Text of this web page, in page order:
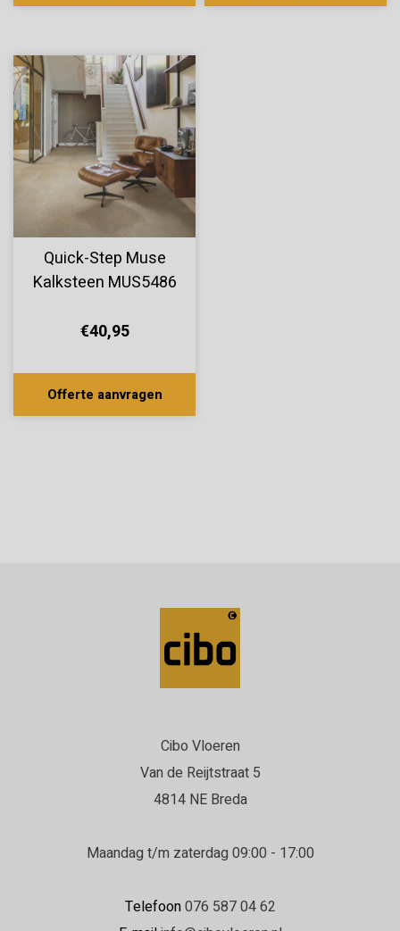
Quick-Step Muse
Kalksteen MUS5486
€40,95
Offerte aanvragen
Cibo Vloeren
Van de Reijtstraat 5
4814 NE Breda
Maandag t/m zaterdag 09:00 - 17:00
Telefoon076 587 04 62